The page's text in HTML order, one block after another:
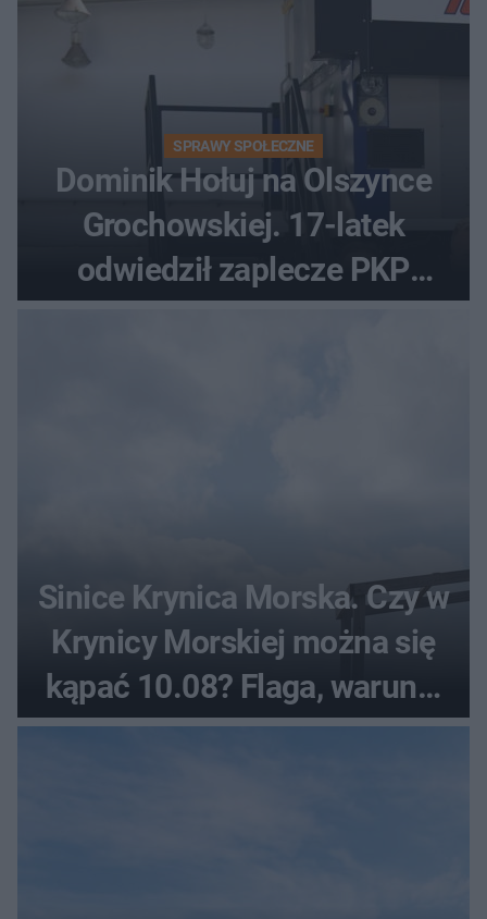
SPRAWY SPOŁECZNE
Dominik Hołuj na Olszynce
Grochowskiej. 17-latek
odwiedził zaplecze PKP
Sinice Krynica Morska. Czy w
Krynicy Morskiej można się
kąpać 10.08? Flaga, warunki
pogodowe